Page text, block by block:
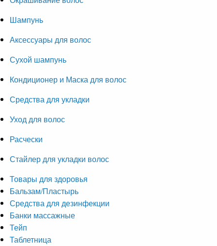
Шампунь
Аксессуары для волос
Сухой шампунь
Кондиционер и Маска для волос
Средства для укладки
Уход для волос
Расчески
Стайлер для укладки волос
Товары для здоровья
Бальзам/Пластырь
Средства для дезинфекции
Банки массажные
Тейп
Таблетница